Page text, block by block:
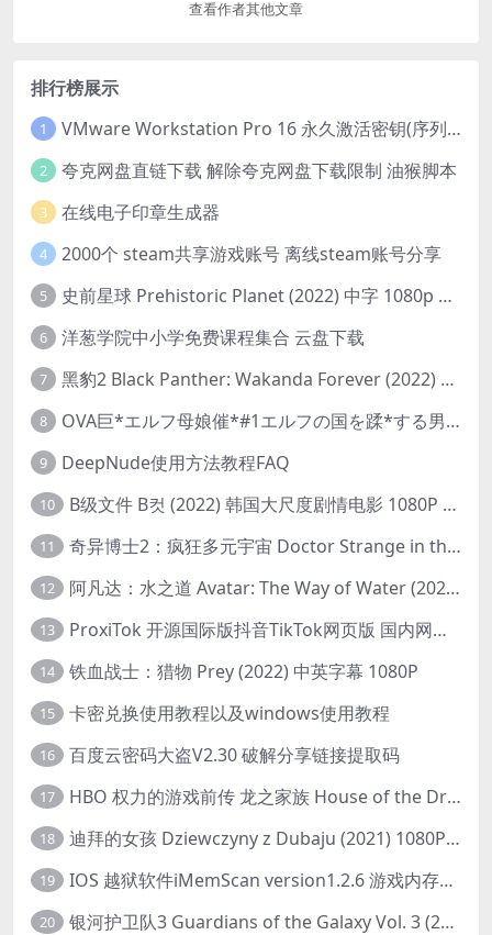
查看作者其他文章
排行榜展示
1 VMware Workstation Pro 16 永久激活密钥(序列号)
2 夸克网盘直链下载 解除夸克网盘下载限制 油猴脚本
3 在线电子印章生成器
4 2000个 steam共享游戏账号 离线steam账号分享
5 史前星球 Prehistoric Planet (2022) 中字 1080p 高清 阿里云盘 2022.5.27已更新全集
6 洋葱学院中小学免费课程集合 云盘下载
7 黑豹2 Black Panther: Wakanda Forever (2022) 高清版
8 OVA巨*エルフ母娘催*#1エルフの国を蹂*する男。汚された女王と姫
9 DeepNude使用方法教程FAQ
10 B级文件 B컷 (2022) 韩国大尺度剧情电影 1080P 中字
11 奇异博士2：疯狂多元宇宙 Doctor Strange in the Multiverse of Madness (2022) 高清版1080p
12 阿凡达：水之道 Avatar: The Way of Water (2022) 1080p 2k 4k 中文字幕
13 ProxiTok 开源国际版抖音TikTok网页版 国内网络直连
14 铁血战士：猎物 Prey (2022) 中英字幕 1080P
15 卡密兑换使用教程以及windows使用教程
16 百度云密码大盗V2.30 破解分享链接提取码
17 HBO 权力的游戏前传 龙之家族 House of the Dragon (2022) 中字 1080P 更新4集
18 迪拜的女孩 Dziewczyny z Dubaju (2021) 1080P 中字
19 IOS 越狱软件iMemScan version1.2.6 游戏内存修改器
20 银河护卫队3 Guardians of the Galaxy Vol. 3 (2023)4K高清资源1080p只分享精品